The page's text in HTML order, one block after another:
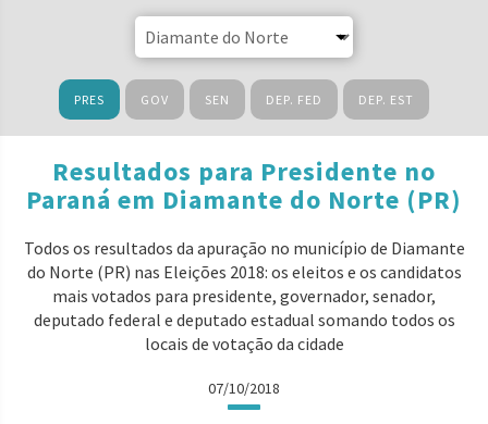
PRES GOV SEN DEP. FED DEP. EST
Resultados para Presidente no
Paraná em Diamante do Norte (PR)
Todos os resultados da apuração no município de Diamante
do Norte (PR) nas Eleições 2018: os eleitos e os candidatos
mais votados para presidente, governador, senador,
deputado federal e deputado estadual somando todos os
locais de votação da cidade
07/10/2018